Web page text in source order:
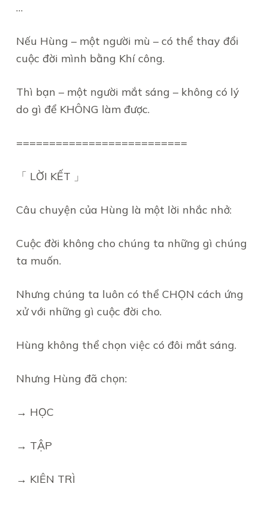
…
Nếu Hùng – một người mù – có thể thay đổi
cuộc đời mình bằng Khí công.
Thì bạn – một người mắt sáng – không có lý
do gì để KHÔNG làm được.
==========================
「 LỜI KẾT 」
Câu chuyện của Hùng là một lời nhắc nhở:
Cuộc đời không cho chúng ta những gì chúng
ta muốn.
Nhưng chúng ta luôn có thể CHỌN cách ứng
xử với những gì cuộc đời cho.
Hùng không thể chọn việc có đôi mắt sáng.
Nhưng Hùng đã chọn:
→ HỌC
→ TẬP
→ KIÊN TRÌ